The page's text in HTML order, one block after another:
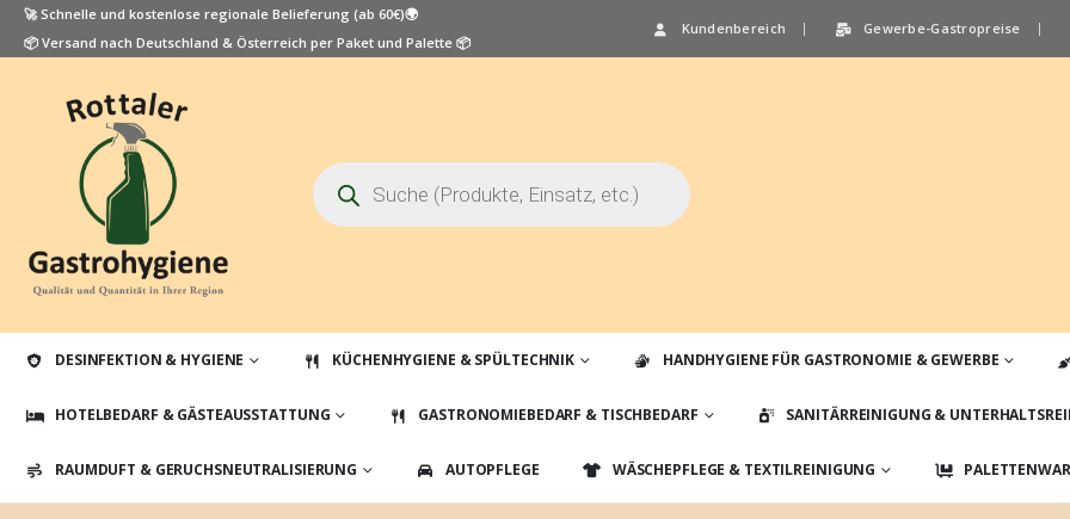
🚀 Schnelle und kostenlose regionale Belieferung (ab 60€)🌍
📦 Versand nach Deutschland & Österreich per Paket und Palette 📦
Kundenbereich Gewerbe-Gastropreise
Products
search
DESINFEKTION & HYGIENE KÜCHENHYGIENE & SPÜLTECHNIK HANDHYGIENE FÜR GASTRONOMIE & GEWERBE
HOTELBEDARF & GÄSTEAUSSTATTUNG GASTRONOMIEBEDARF & TISCHBEDARF SANITÄRREINIGUNG &
RAUMDUFT & GERUCHSNEUTRALISIERUNG AUTOPFLEGE WÄSCHEPFLEGE & TEXTILREINIGUNG